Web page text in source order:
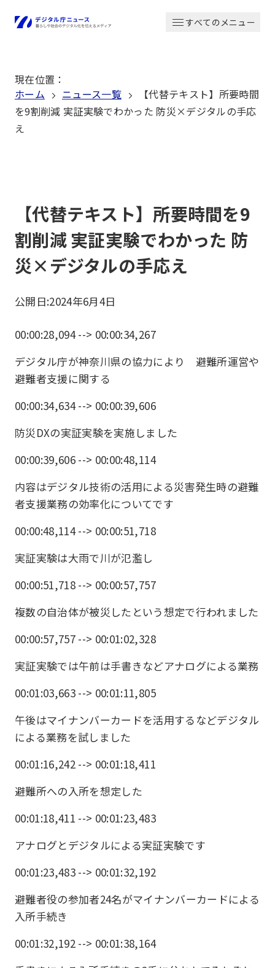
本
文
動
すべてのメニュー
現在位置 ：
ホーム
ニュース一覧
【代替テキスト】所要時間
を9割削減 実証実験でわかった 防災×デジタルの手応
え
【代替テキスト】所要時間を9
割削減 実証実験でわかった 防
災×デジタルの手応え
公開日:2024年6月4日
00:00:28,094 --> 00:00:34,267
デジタル庁が神奈川県の協力により 避難所運営や
避難者支援に関する
00:00:34,634 --> 00:00:39,606
防災DXの実証実験を実施しました
00:00:39,606 --> 00:00:48,114
内容はデジタル技術の活用による災害発生時の避難
者支援業務の効率化についてです
00:00:48,114 --> 00:00:51,718
実証実験は大雨で川が氾濫し
00:00:51,718 --> 00:00:57,757
複数の自治体が被災したという想定で行われました
00:00:57,757 --> 00:01:02,328
実証実験では午前は手書きなどアナログによる業務
00:01:03,663 --> 00:01:11,805
午後はマイナンバーカードを活用するなどデジタル
による業務を試しました
00:01:16,242 --> 00:01:18,411
避難所への入所を想定した
00:01:18,411 --> 00:01:23,483
アナログとデジタルによる実証実験です
00:01:23,483 --> 00:01:32,192
避難者役の参加者24名がマイナンバーカードによる
入所手続き
00:01:32,192 --> 00:01:38,164